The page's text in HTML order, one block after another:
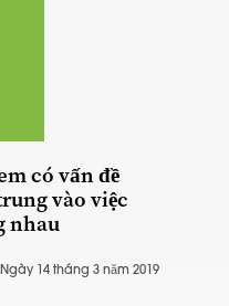
có vấn đề
vào việc
nhau
Ngày 14 tháng 3 năm 2019